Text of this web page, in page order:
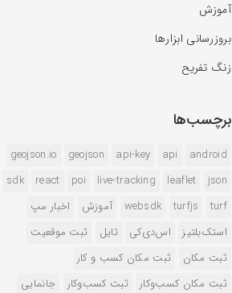
آموزش
بروزرسانی ابزارها
زنگ تفریح
برچسب‌ها
android
api
api-key
geojson
geojson.io
json
leaflet
live-tracking
poi
react
sdk
turf
turfjs
websdk آموزش
اخبار مپ
استک‌بلتیز
اس‌دی‌کی تایل
ثبت موقعیت
ثبت مکان
ثبت مکان کسب و کار
ثبت مکان کسب‌وکار
ثبت کسب‌وکار
جانمایی